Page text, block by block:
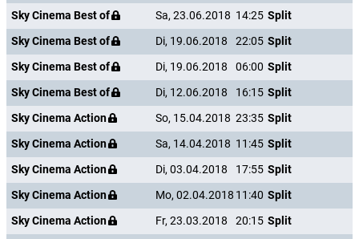
Sky Cinema Best of
Sa, 23.06.2018 14:25 Split
Sky Cinema Best of
Di, 19.06.2018 22:05 Split
Sky Cinema Best of
Di, 19.06.2018 06:00 Split
Sky Cinema Best of
Di, 12.06.2018 16:15 Split
Sky Cinema Action
So, 15.04.2018 23:35 Split
Sky Cinema Action
Sa, 14.04.2018 11:45 Split
Sky Cinema Action
Di, 03.04.2018 17:55 Split
Sky Cinema Action
Mo, 02.04.2018 11:40 Split
Sky Cinema Action
Fr, 23.03.2018 20:15 Split